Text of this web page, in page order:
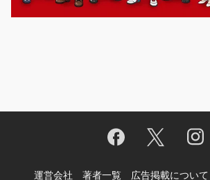
運営会社 著者一覧 広告掲載について